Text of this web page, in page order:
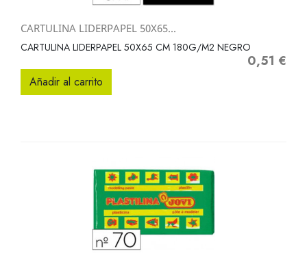
CARTULINA LIDERPAPEL 50X65...
CARTULINA LIDERPAPEL 50X65 CM 180G/M2 NEGRO
Precio
0,51 €
Añadir al carrito